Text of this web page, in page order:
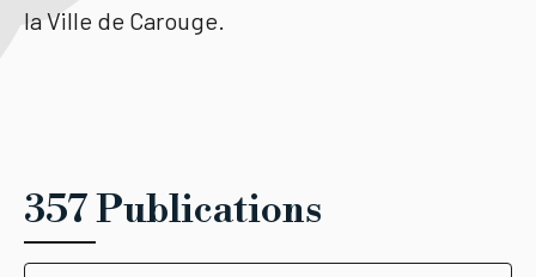
la Ville de Carouge.
357 Publications